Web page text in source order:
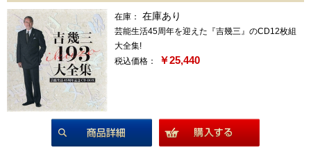
在庫： 在庫あり
芸能生活45周年を迎えた『吉幾三』のCD12枚組
大全集!
税込価格：
￥25,440